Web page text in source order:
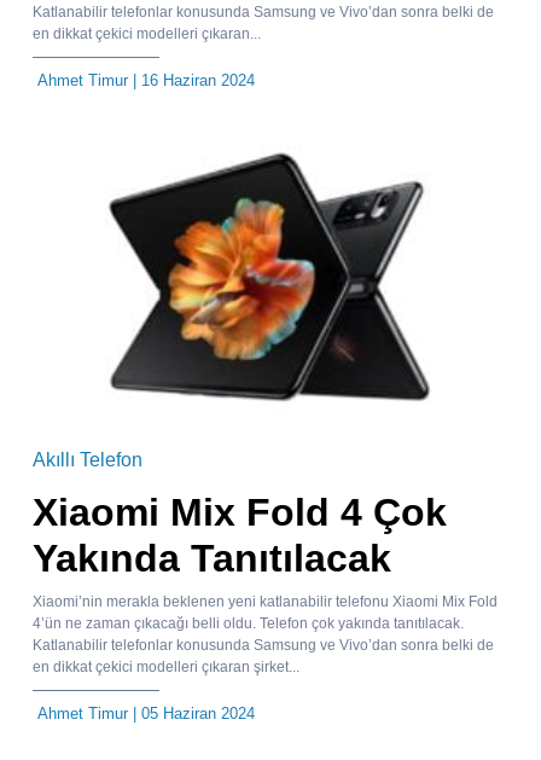
Katlanabilir telefonlar konusunda Samsung ve Vivo’dan sonra belki de
en dikkat çekici modelleri çıkaran...
Ahmet Timur| 16 Haziran 2024
Akıllı Telefon
Xiaomi Mix Fold 4 Çok
Yakında Tanıtılacak
Xiaomi’nin merakla beklenen yeni katlanabilir telefonu Xiaomi Mix Fold
4’ün ne zaman çıkacağı belli oldu. Telefon çok yakında tanıtılacak.
Katlanabilir telefonlar konusunda Samsung ve Vivo’dan sonra belki de
en dikkat çekici modelleri çıkaran şirket...
Ahmet Timur| 05 Haziran 2024